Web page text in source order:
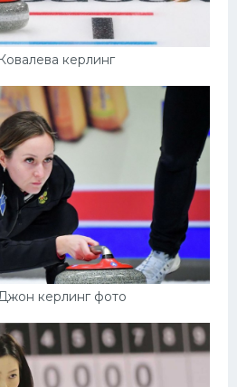
керлинг
керлинг фото